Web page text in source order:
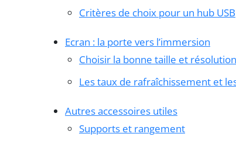
Critères de choix pour un hub USB
Ecran : la porte vers l’immersion
Choisir la bonne taille et résolution
Les taux de rafraîchissement et
Autres accessoires utiles
Supports et rangement